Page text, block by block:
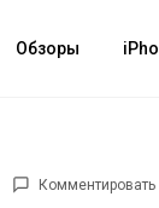
Обзоры
Комментировать